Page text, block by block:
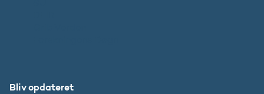
Bliv opdateret